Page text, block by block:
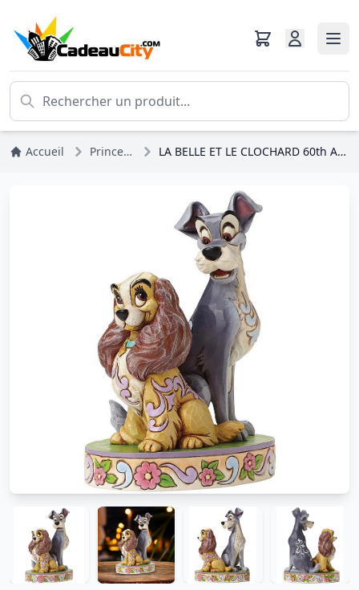
Accueil Princesses Disney LA BELLE ET LE CLOCHARD 60th ANNIVERSARY DISNEY TRADITIONS